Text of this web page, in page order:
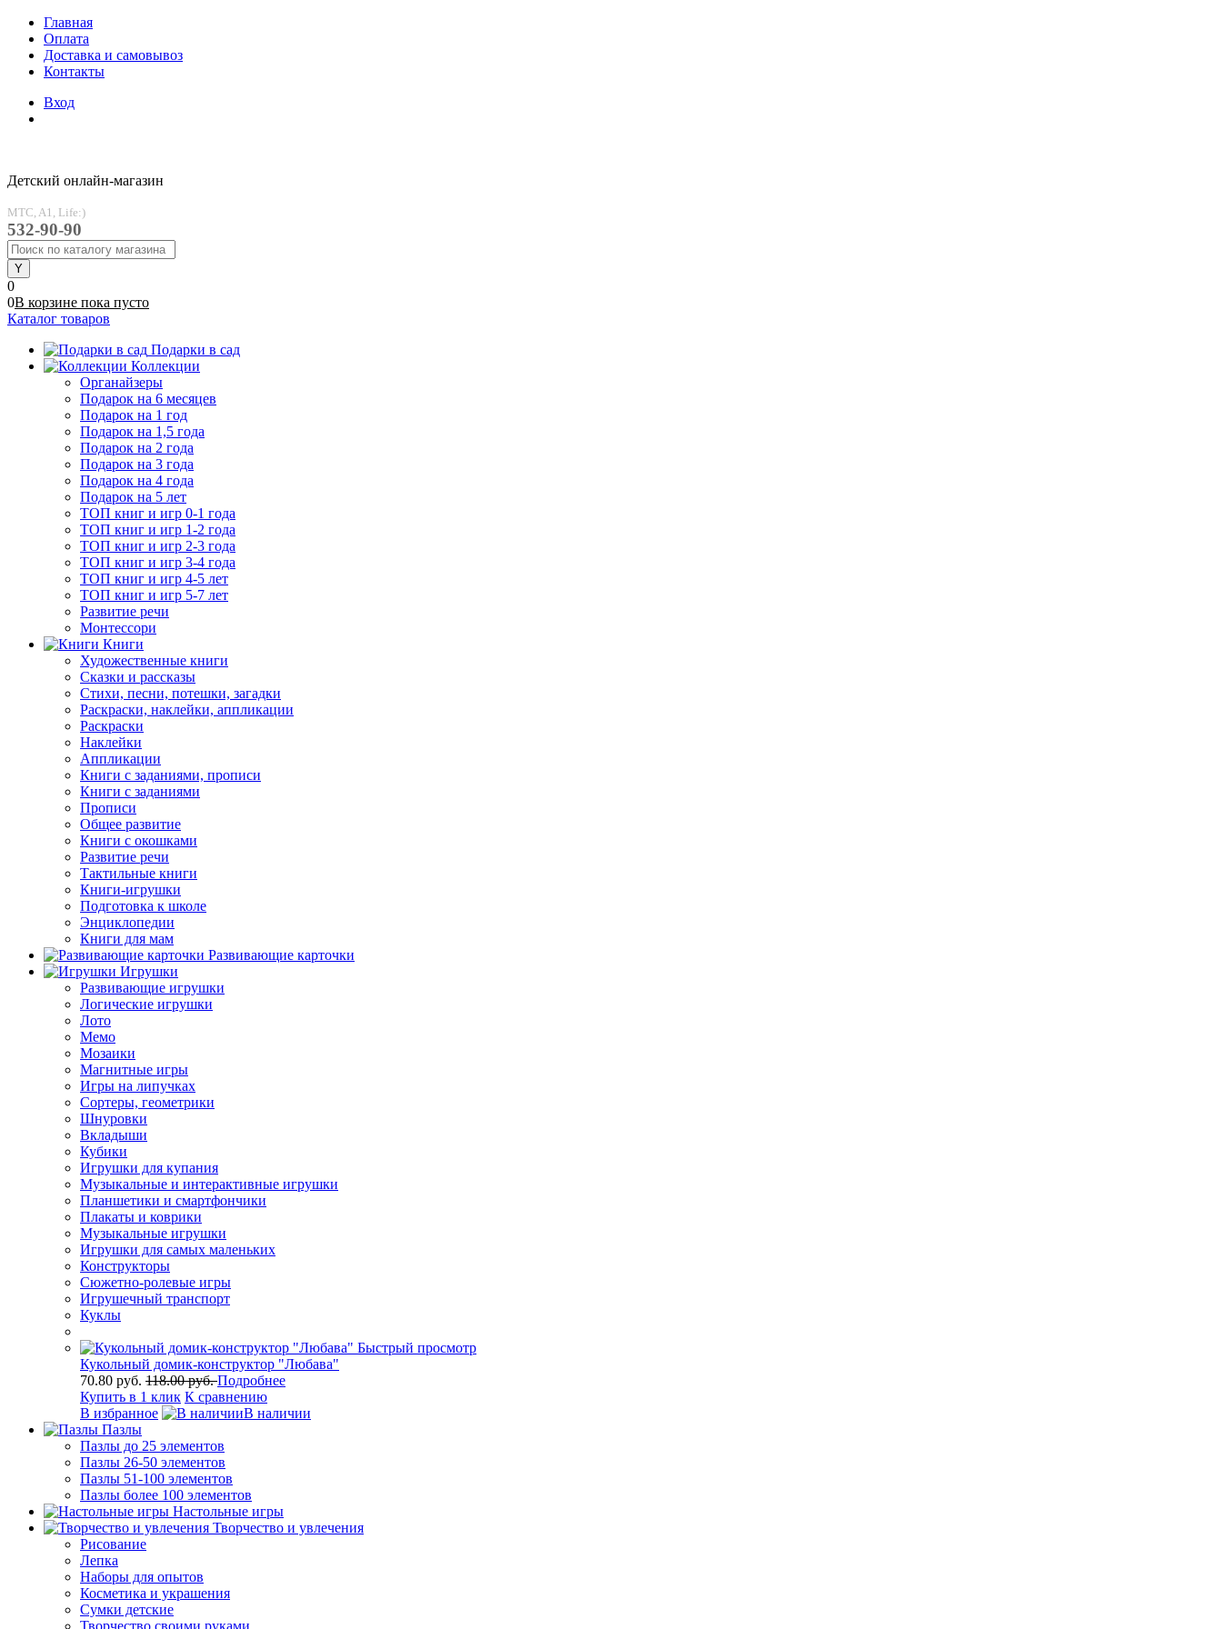
Главная
Оплата
Доставка и самовывоз
Контакты
Вход
Детский онлайн-магазин
MTC, A1, Life:)
532-90-90
0
0В корзине пока пусто
Каталог товаров
Подарки в сад
Коллекции
Органайзеры
Подарок на 6 месяцев
Подарок на 1 год
Подарок на 1,5 года
Подарок на 2 года
Подарок на 3 года
Подарок на 4 года
Подарок на 5 лет
ТОП книг и игр 0-1 года
ТОП книг и игр 1-2 года
ТОП книг и игр 2-3 года
ТОП книг и игр 3-4 года
ТОП книг и игр 4-5 лет
ТОП книг и игр 5-7 лет
Развитие речи
Монтессори
Книги
Художественные книги
Сказки и рассказы
Стихи, песни, потешки, загадки
Раскраски, наклейки, аппликации
Раскраски
Наклейки
Аппликации
Книги с заданиями, прописи
Книги с заданиями
Прописи
Общее развитие
Книги с окошками
Развитие речи
Тактильные книги
Книги-игрушки
Подготовка к школе
Энциклопедии
Книги для мам
Развивающие карточки
Игрушки
Развивающие игрушки
Логические игрушки
Лото
Мемо
Мозаики
Магнитные игры
Игры на липучках
Сортеры, геометрики
Шнуровки
Вкладыши
Кубики
Игрушки для купания
Музыкальные и интерактивные игрушки
Планшетики и смартфончики
Плакаты и коврики
Музыкальные игрушки
Игрушки для самых маленьких
Конструкторы
Сюжетно-ролевые игры
Игрушечный транспорт
Куклы
Быстрый просмотр
Кукольный домик-конструктор "Любава"
70.80 руб. 118.00 руб.Подробнее
Купить в 1 клик К сравнению
В избранное
В наличии
Пазлы
Пазлы до 25 элементов
Пазлы 26-50 элементов
Пазлы 51-100 элементов
Пазлы более 100 элементов
Настольные игры
Творчество и увлечения
Рисование
Лепка
Наборы для опытов
Косметика и украшения
Сумки детские
Творчество своими руками